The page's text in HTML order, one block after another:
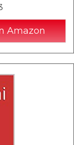
Amazon